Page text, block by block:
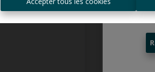
Maison